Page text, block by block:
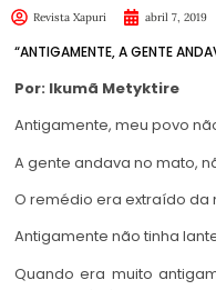
Revista Xapuri abril 7, 2019
“ANTIGAMENTE, A GENTE
Por: Ikumã Metyktire
Antigamente, meu povo
A gente andava no mato,
O remédio era extraído da
Antigamente não tinha
Quando era muito